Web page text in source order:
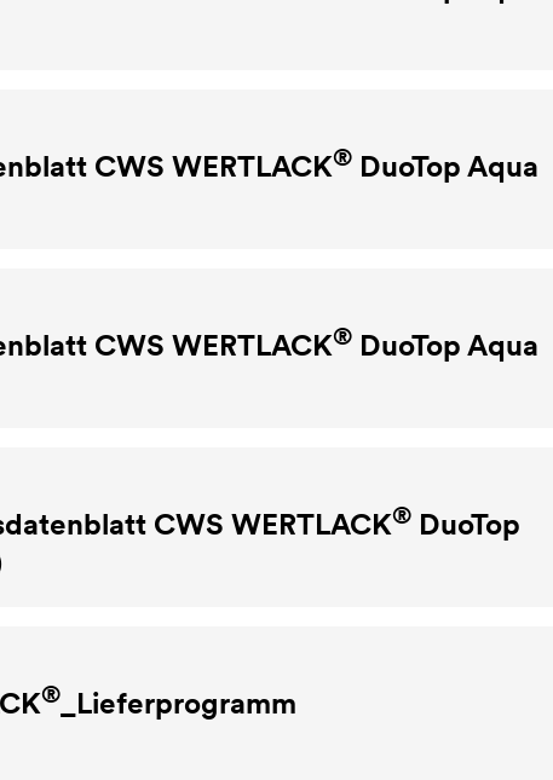
CWS WERTLACK® DuoTop Aqua
CWS WERTLACK® DuoTop Aqua
CWS WERTLACK® DuoTop
® _Lieferprogramm